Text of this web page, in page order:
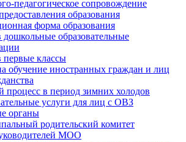
педагогическое сопровождение
образования
форма образования
образовательные
классы
обучение иностранных граждан и лиц
процесс в период зимних холодов
услуги для лиц с ОВЗ
органы
родительский комитет
МОО